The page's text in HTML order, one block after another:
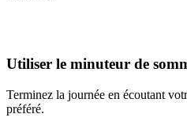
Utiliser le minuteur de
Terminez la journée en écoutant
préféré.